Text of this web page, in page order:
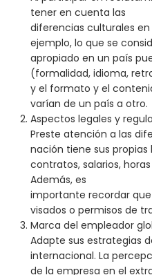
tener en cuenta las
diferencias culturales
ejemplo, lo que se
apropiado en un país
(formalidad, idioma,
y el formato y el
varían de un país a otro.
Aspectos legales y
Preste atención a las
nación tiene sus propias
contratos, salarios,
Además, es
importante recordar
visados o permisos de
Marca del empleador
Adapte sus estrategias
internacional. La
de la empresa en el